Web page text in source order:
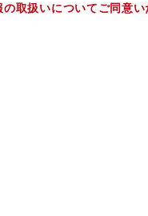
の取扱いについてご同意